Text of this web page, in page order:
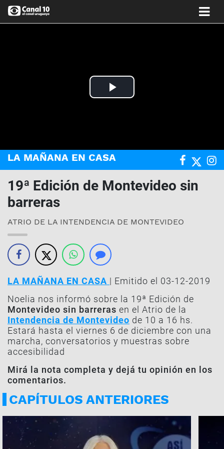
Play
LA MAÑANA EN CASA
19ª Edición de Montevideo sin
barreras
ATRIO DE LA INTENDENCIA DE MONTEVIDEO
LA MAÑANA EN CASA | Emitido el 03-12-2019
Noelia nos informó sobre la 19ª Edición de
Montevideo sin barreras en el Atrio de la
Intendencia de Montevideo de 10 a 16 hs.
Estará hasta el viernes 6 de diciembre con una
marcha, conversatorios y muestras sobre
accesibilidad
Mirá la nota completa y dejá tu opinión en los
comentarios.
CAPÍTULOS ANTERIORES